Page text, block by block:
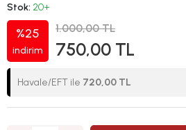
Stok: 20+
%25
indirim
1.000,00 TL
750,00 TL
Havale/EFT ile 720,00 TL